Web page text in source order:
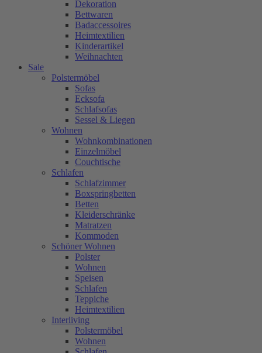
Dekoration
Bettwaren
Badaccessoires
Heimtextilien
Kinderartikel
Weihnachten
Sale
Polstermöbel
Sofas
Ecksofa
Schlafsofas
Sessel & Liegen
Wohnen
Wohnkombinationen
Einzelmöbel
Couchtische
Schlafen
Schlafzimmer
Boxspringbetten
Betten
Kleiderschränke
Matratzen
Kommoden
Schöner Wohnen
Polster
Wohnen
Speisen
Schlafen
Teppiche
Heimtextilien
Interliving
Polstermöbel
Wohnen